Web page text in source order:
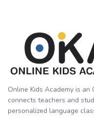
Online Kids Academy is
connects teachers and
personalized language